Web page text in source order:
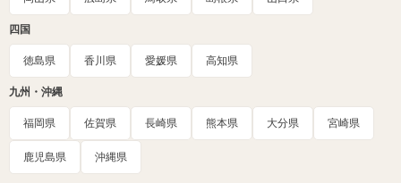
四国
徳島県 香川県 愛媛県 高知県
九州・沖縄
福岡県 佐賀県 長崎県 熊本県 大分県 宮崎県
鹿児島県 沖縄県